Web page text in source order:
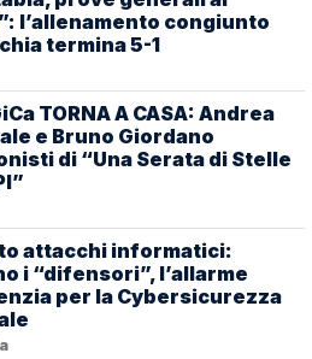
l’allenamento congiunto
termina 5-1
TORNA A CASA: Andrea
e Bruno Giordano
di “Una Serata di Stelle
attacchi informatici:
i “difensori”, l’allarme
per la Cybersicurezza